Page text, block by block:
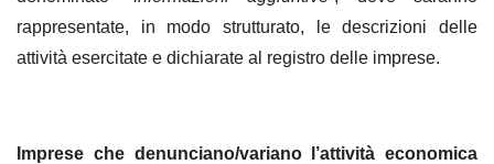
rappresentate, in modo strutturato, le descrizioni delle
attività esercitate e dichiarate al registro delle imprese.
Imprese che denunciano/variano l’attività economica